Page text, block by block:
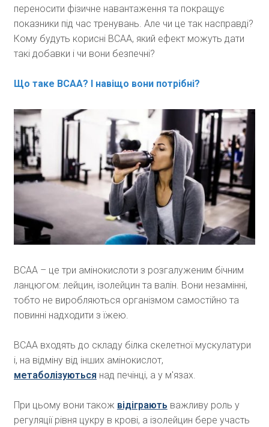
переносити фізичне навантаження та покращує
показники під час тренувань. Але чи це так насправді?
Кому будуть корисні ВСАА, який ефект можуть дати
такі добавки і чи вони безпечні?
Що таке ВСАА? І навіщо вони потрібні?
BCAA – це три амінокислоти з розгалуженим бічним
ланцюгом: лейцин, ізолейцин та валін. Вони незамінні,
тобто не виробляються організмом самостійно та
повинні надходити з їжею.
ВСАА входять до складу білка скелетної мускулатури
і, на відміну від інших амінокислот,
метаболізуються над печінці, а у м'язах.
При цьому вони також відіграють важливу роль у
регуляції рівня цукру в крові, а ізолейцин бере участь